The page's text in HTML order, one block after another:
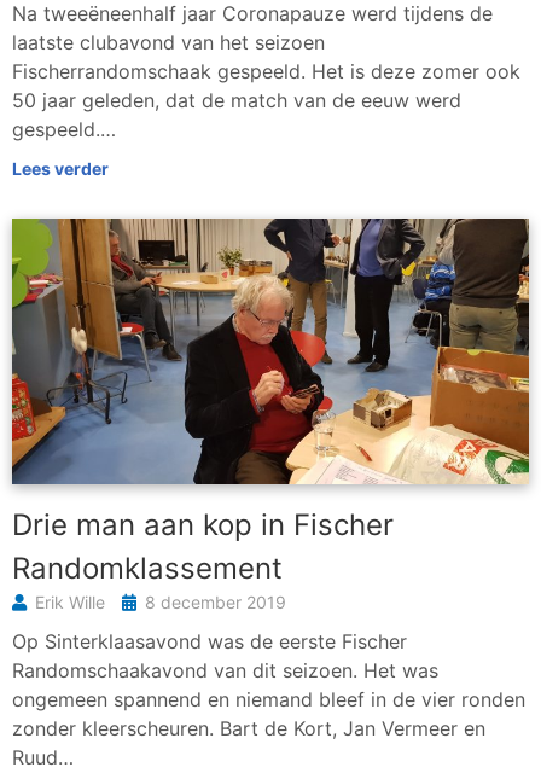
Na tweeëneenhalf jaar Coronapauze werd tijdens de
laatste clubavond van het seizoen
Fischerrandomschaak gespeeld. Het is deze zomer ook
50 jaar geleden, dat de match van de eeuw werd
gespeeld.…
Lees verder
Drie man aan kop in Fischer
Randomklassement
Erik Wille 8 december 2019
Op Sinterklaasavond was de eerste Fischer
Randomschaakavond van dit seizoen. Het was
ongemeen spannend en niemand bleef in de vier ronden
zonder kleerscheuren. Bart de Kort, Jan Vermeer en
Ruud…